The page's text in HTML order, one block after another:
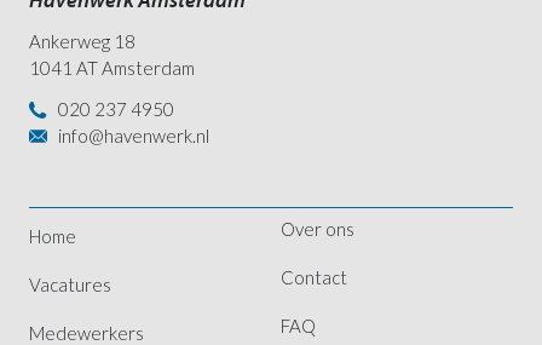
Ankerweg 18
1041 AT Amsterdam
020 237 4950
info@havenwerk.nl
Home
Vacatures
Medewerkers
Over ons
Contact
FAQ